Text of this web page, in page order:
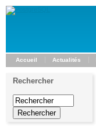
Accueil Actualités
Rechercher